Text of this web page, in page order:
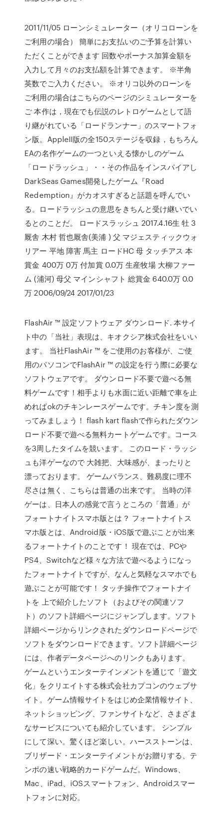
2011/11/05 ローンシミュレーター（オリコローンを
ご利用の場合） 簡単にお支払いのご予算を計算い
ただくことができます 回数やボーナス加算金額を
入力して月々のお支払額を計算できます。 ※半角
英数でご入力ください。 ※オリコ以外のローンを
ご利用の場合はこちらのページのシミュレーターを
ご 本作は，現在でも伝説のレトロゲームとして語
り継がれている「ロードランナー」のスマートフォ
ン版。AppleII版の全150ステージを収録，もちろん
EAの名作ゲームの一つといえる懐かしのゲーム
「ロードラッシュ」・・その作品をインスパイアし
DarkSeas Games開発したゲーム『Road
Redemption』がカオスすぎると話題を呼んでい
る。ロードラッシュの意思をきちんと受け継いでい
るとのことだ。 ロードスラッシュ 2017.4.16生 牡 3
厩舎 木村 哲也厩舎(美浦 ) 父 マジェスティックウォ
リアー 平地 障害 馬主 ロードHC 母 タッチアス 本
賞金 400万 0万 付加賞 0.0万 生産牧場 大柳ファー
ム (浦河) 母父 マインシャフト 総賞金 640.0万 0.0
万 2006/09/24 2017/01/23
FlashAir ™ 設定ソフトウェア ダウンロード. 本サイ
ト中の「当社」表現は、キオクシア株式会社をいい
ます。 当社FlashAir ™ をご使用のお客様が、ご使
用のパソコンでFlashAir ™ の設定を行う際に必要な
ソフトウェアです。 ダウンロード不要で遊べる無
料ゲームです！相手よりも水面に近い距離で車を止
めればokのチキンレースゲームです。チキン度を測
ってみましょう！ flash kart flashで作られたダウン
ロード不要で遊べる無料カートゲームです。コース
を3周したタイムを競います。 このロード・ラッシ
ュも洋ゲーなので 大雑把、大味感が、まったりと
漂っております。 ゲームバランス、難易度に理不
尽さは無く、こちらは普通の出来です。 当時の洋
ゲーは、日本人の感覚で言うところの「普通」が
フォートナイトスマホ版とは？ フォートナイトス
マホ版とは、Android版・iOS版で遊ぶことが出来
るフォートナイトのことです！ 現在では、PCや
PS4、Switchなど様々な方法で遊べるようになっ
たフォートナイトですが、なんと気軽なスマホでも
遊ぶことが可能です！ タッチ操作でフォートナイ
トを 上で紹介したソフト（およびその関連ソフ
ト）のソフト詳細ページにジャンプします。ソフト
詳細ページからリンクされたダウンロードページで
ソフトをダウンロードできます。ソフト詳細ページ
には、作者データページへのリンクもあります。
ゲームというエンターテインメントを通じて「遊文
化」をクリエイトする株式会社カプコンのウェブサ
イト。ゲーム情報サイトをはじめ企業情報サイト、
ネットショッピング、ファンサイトなど、さまざま
なサービスについても紹介しています。 シンプル
にして深い。驚くほど楽しい。ハースストーンは、
ブリザード・エンターテイメントがお贈りする、テ
ンポの速い戦略的カードゲームだ。Windows、
Mac、iPad、iOSスマートフォン、Androidスマー
トフォンに対応。